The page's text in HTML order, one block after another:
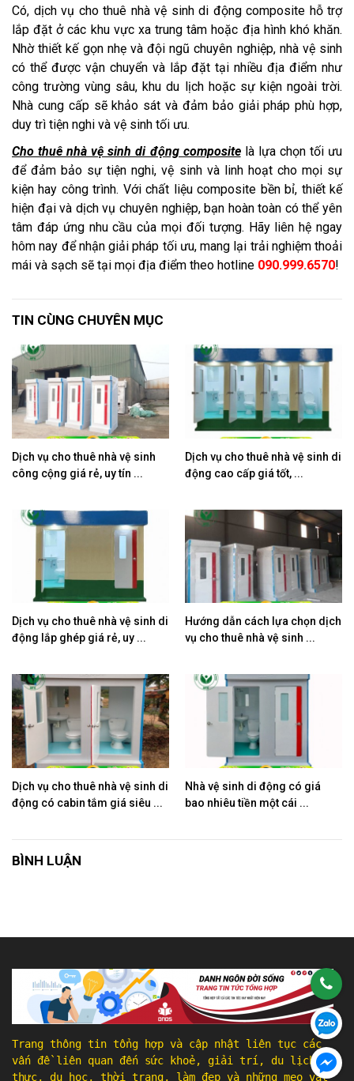
Có, dịch vụ cho thuê nhà vệ sinh di động composite hỗ trợ
lắp đặt ở các khu vực xa trung tâm hoặc địa hình khó khăn.
Nhờ thiết kế gọn nhẹ và đội ngũ chuyên nghiệp, nhà vệ sinh
có thể được vận chuyển và lắp đặt tại nhiều địa điểm như
công trường vùng sâu, khu du lịch hoặc sự kiện ngoài trời.
Nhà cung cấp sẽ khảo sát và đảm bảo giải pháp phù hợp,
duy trì tiện nghi và vệ sinh tối ưu.
Cho thuê nhà vệ sinh di động compositelà lựa chọn tối ưu
để đảm bảo sự tiện nghi, vệ sinh và linh hoạt cho mọi sự
kiện hay công trình. Với chất liệu composite bền bỉ, thiết kế
hiện đại và dịch vụ chuyên nghiệp, bạn hoàn toàn có thể yên
tâm đáp ứng nhu cầu của mọi đối tượng. Hãy liên hệ ngay
hôm nay để nhận giải pháp tối ưu, mang lại trải nghiệm thoải
mái và sạch sẽ tại mọi địa điểm theo hotline 090.999.6570!
TIN CÙNG CHUYÊN MỤC
Dịch vụ cho thuê nhà vệ sinh
công cộng giá rẻ, uy tín ...
Dịch vụ cho thuê nhà vệ sinh di
động cao cấp giá tốt, ...
Dịch vụ cho thuê nhà vệ sinh di
động lắp ghép giá rẻ, uy ...
Hướng dẫn cách lựa chọn dịch
vụ cho thuê nhà vệ sinh ...
Dịch vụ cho thuê nhà vệ sinh di
động có cabin tắm giá siêu ...
Nhà vệ sinh di động có giá
bao nhiêu tiền một cái ...
BÌNH LUẬN
Trang thông tin tổng hợp và cập nhật liên tục các
vấn đề liên quan đến sức khoẻ, giải trí, du lịch, ẩm
thực, du học, thời trang, làm đẹp và những mẹo vặt